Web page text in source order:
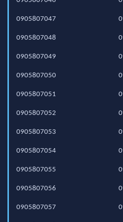
0905807047
0905807048
0905807049
0905807050
0905807051
0905807052
0905807053
0905807054
0905807055
0905807056
0905807057